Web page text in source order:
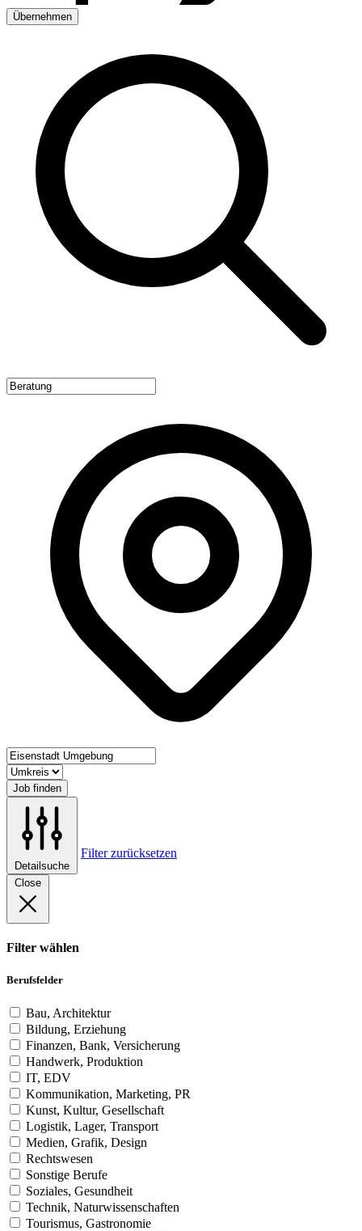
Übernehmen
Job finden
Detailsuche
Filter zurücksetzen
Close
Filter wählen
Berufsfelder
Bau, Architektur
Bildung, Erziehung
Finanzen, Bank, Versicherung
Handwerk, Produktion
IT, EDV
Kommunikation, Marketing, PR
Kunst, Kultur, Gesellschaft
Logistik, Lager, Transport
Medien, Grafik, Design
Rechtswesen
Sonstige Berufe
Soziales, Gesundheit
Technik, Naturwissenschaften
Tourismus, Gastronomie